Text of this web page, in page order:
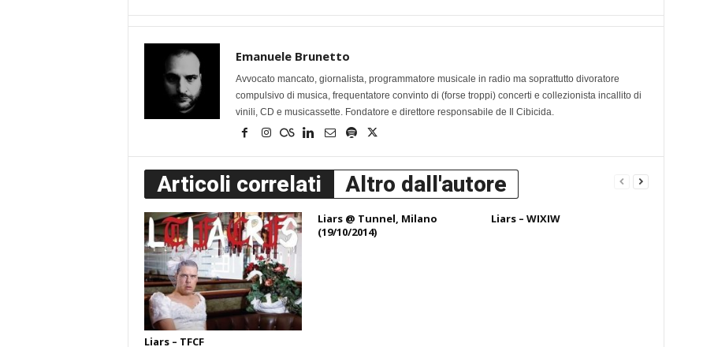
Emanuele Brunetto
Avvocato mancato, giornalista, programmatore musicale in radio ma soprattutto divoratore
compulsivo di musica, frequentatore convinto di (forse troppi) concerti e collezionista incallito di
vinili, CD e musicassette. Fondatore e direttore responsabile de Il Cibicida.
Articoli correlati Altro dall'autore
Liars – TFCF
Liars @ Tunnel, Milano
(19/10/2014)
Liars – WIXIW